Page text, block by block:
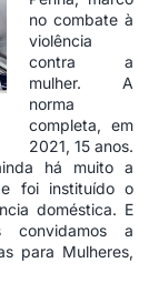
no combate à
violência
contra a
mulher. A
norma
completa, em
2021, 15 anos.
há muito a
foi instituído o
doméstica. E
convidamos a
para Mulheres,